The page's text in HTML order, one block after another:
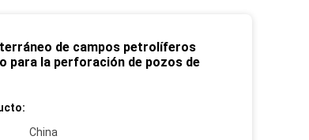
de campos petrolíferos
para la perforación de pozos de
China